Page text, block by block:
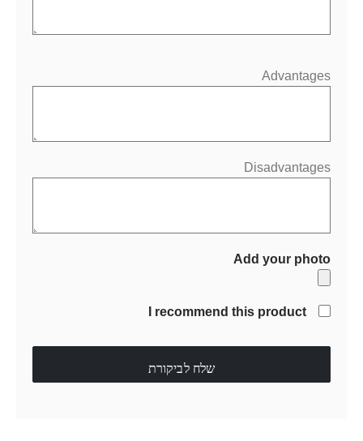
Advantages
Disadvantages
Add your photo
I recommend this product
שלח לביקורת